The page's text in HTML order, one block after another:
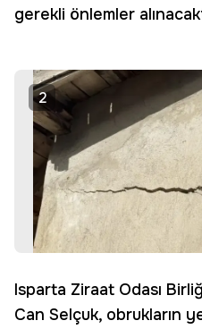
gerekli önlemler
2
Isparta Ziraat Odası
Can Selçuk, obrukların